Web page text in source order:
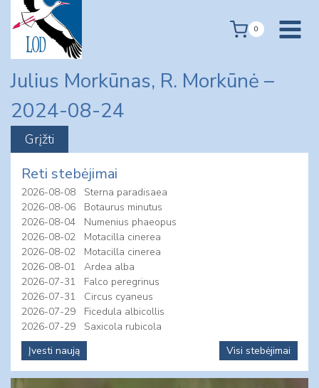
content
0
Julius Morkūnas, R. Morkūnė –
2024-08-24
Reti stebėjimai
2026-08-08
Sterna paradisaea
2026-08-06
Botaurus minutus
2026-08-04
Numenius phaeopus
2026-08-02
Motacilla cinerea
2026-08-02
Motacilla cinerea
2026-08-01
Ardea alba
2026-07-31
Falco peregrinus
2026-07-31
Circus cyaneus
2026-07-29
Ficedula albicollis
2026-07-29
Saxicola rubicola
Įvesti naują
Visi stebėjimai